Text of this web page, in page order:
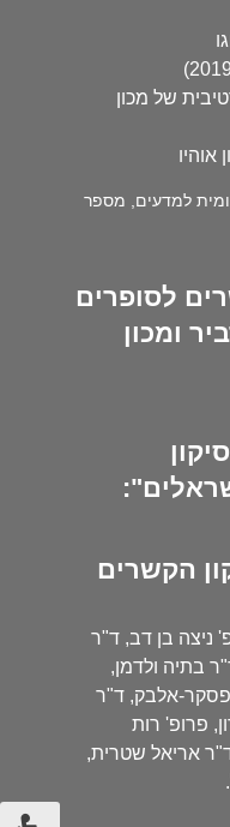
של מכון
אוהיו
למדעים, מספר
לסופרים
ומכון
הקשרים
ניצה בן דב, ד"ר
בתיה ולדמן,
אלבק, ד"ר
פרופ' רות
אריאל שטרית,